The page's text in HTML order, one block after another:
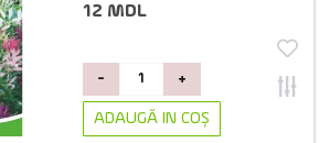
12 MDL
- +
ADAUGĂ IN COŞ